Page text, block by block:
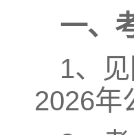
一、
1、
2026年